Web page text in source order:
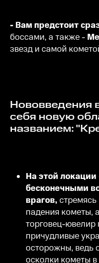
- Вам предстоит
боссами, а также -
звезд и самой
Нововведения в игре включают в
себя новую
названием:
На этой
бесконечными
врагов,
падения кометы,
торговец-
причудливые
осторожны, ведь
осколки кометы